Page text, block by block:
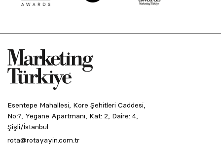
Esentepe Mahallesi, Kore Şehitleri Caddesi,
No:7, Yegane Apartmanı, Kat: 2, Daire: 4,
Şişli/İstanbul
rota@rotayayin.com.tr